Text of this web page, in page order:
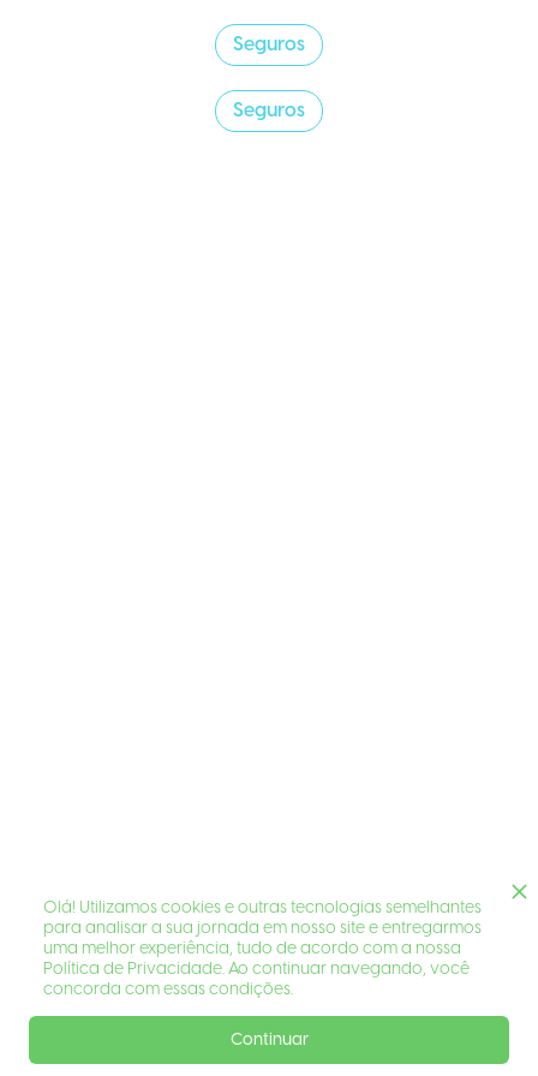
Seguros
Seguros
Olá! Utilizamos cookies e outras tecnologias semelhantes
para analisar a sua jornada em nosso site e entregarmos
uma melhor experiência, tudo de acordo com a nossa
Política de Privacidade. Ao continuar navegando, você
concorda com essas condições.
Continuar